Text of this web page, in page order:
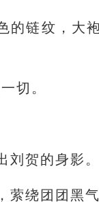
的链纹，大
切。
贺的身影。
绕团团黑气